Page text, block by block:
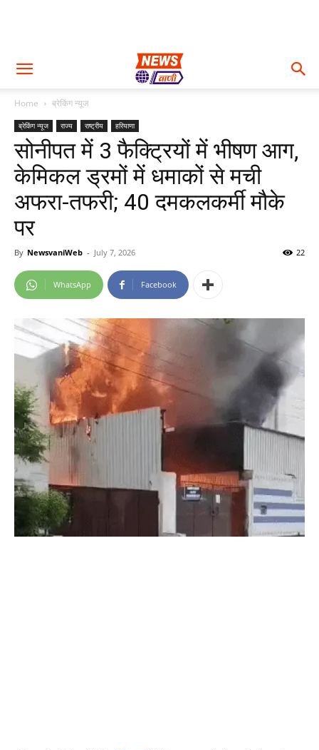
Home ब्रेकिंग न्यूज
ब्रेकिंग न्यूज राज्य राष्ट्रीय हरियाणा
सोनीपत में 3 फैक्ट्रियों में भीषण आग,
केमिकल ड्रमों में धमाकों से मची
अफरा-तफरी; 40 दमकलकर्मी मौके
पर
By NewsvaniWeb - July 7, 2026 22
WhatsApp Facebook